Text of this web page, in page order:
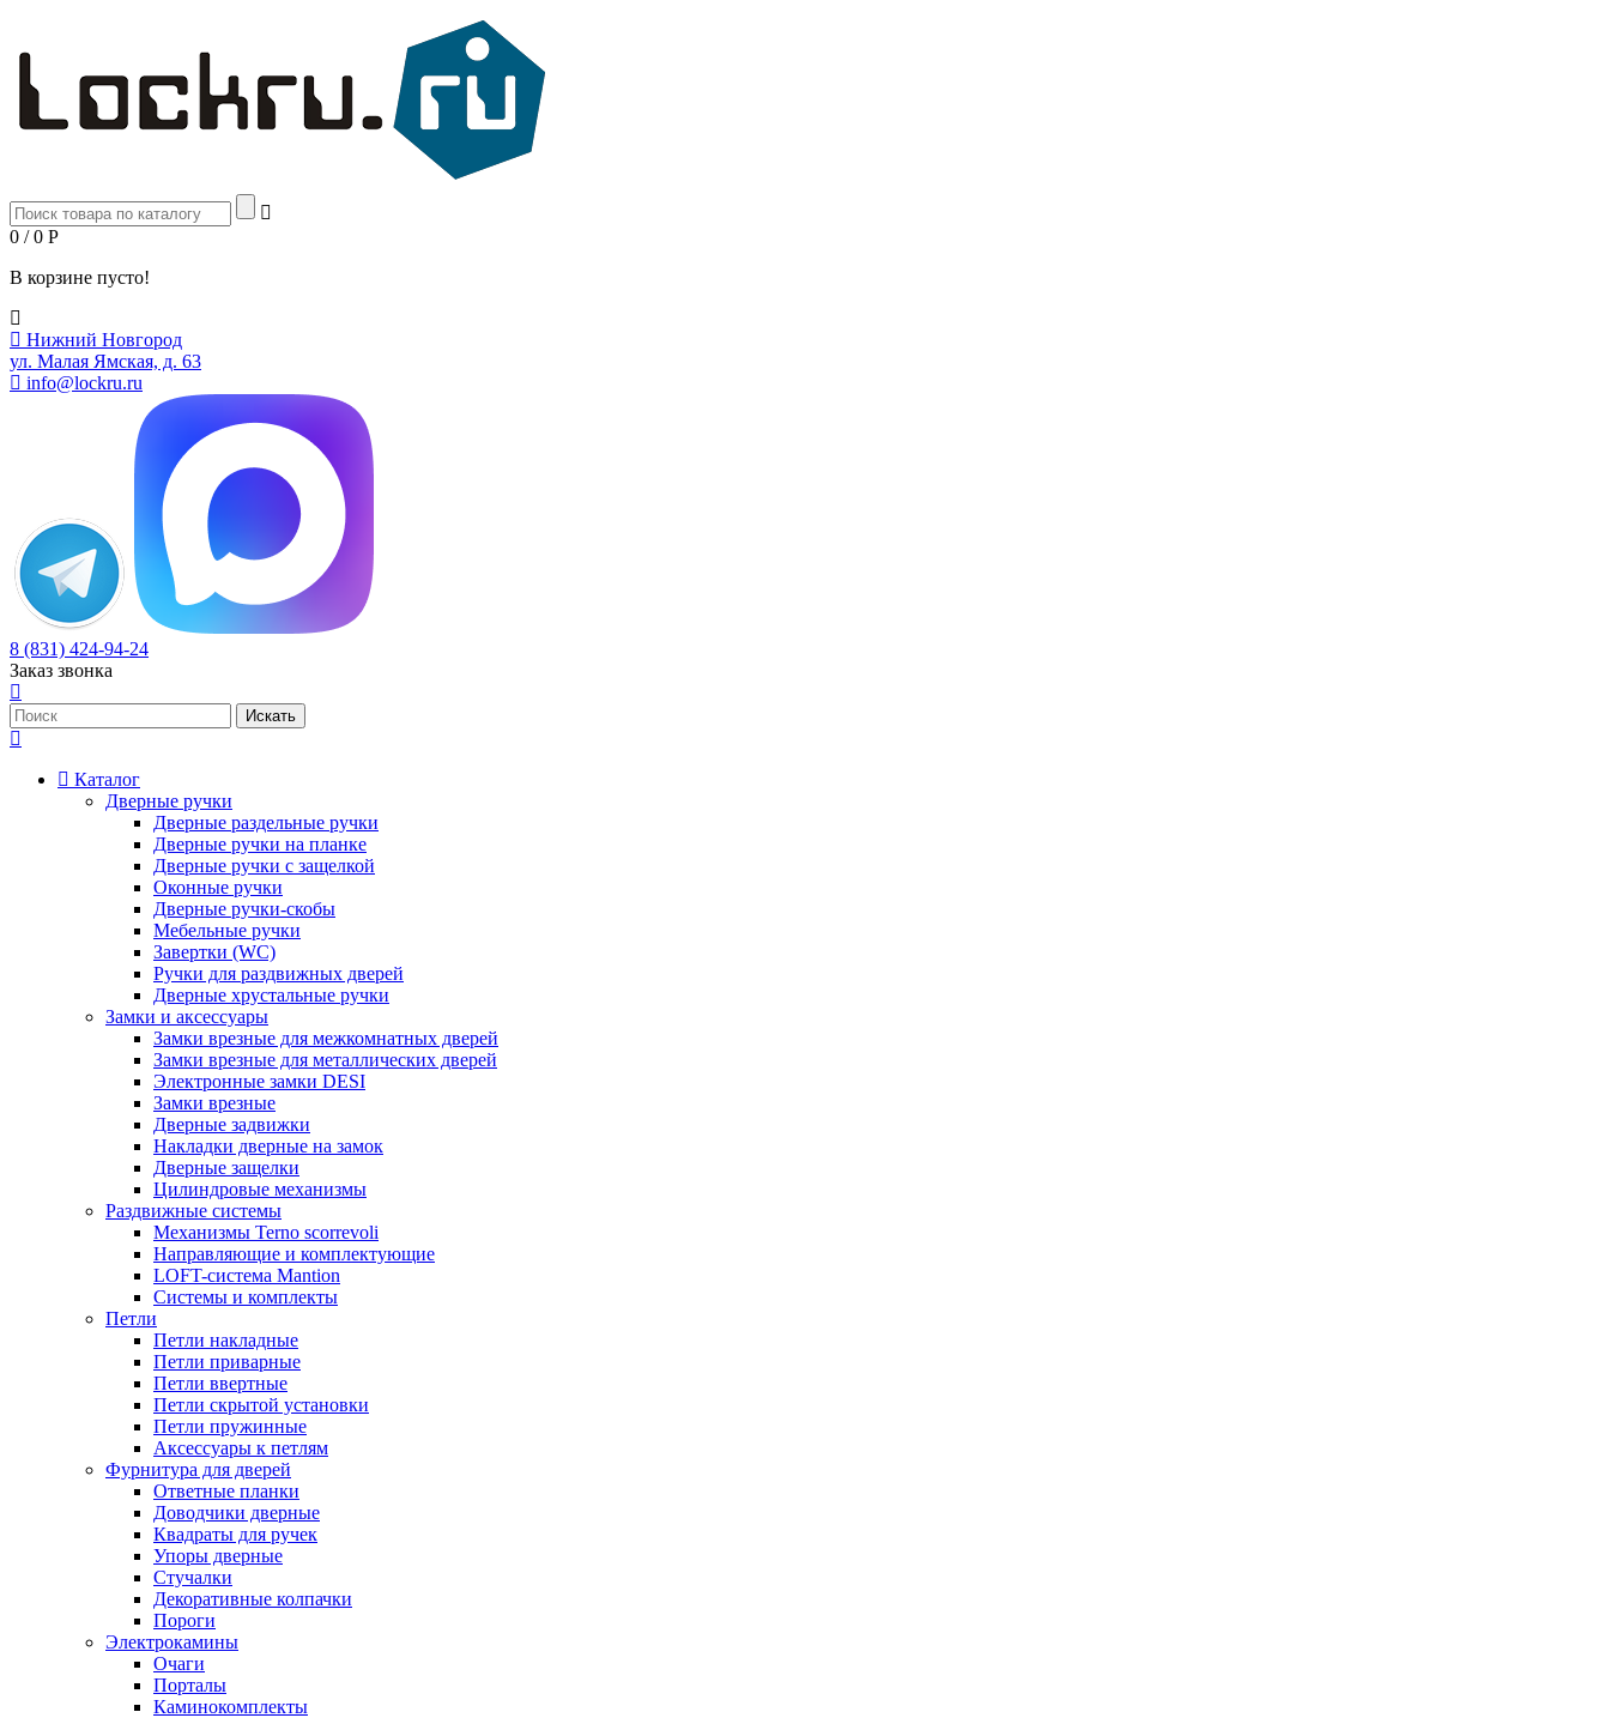
0 / 0 Р
В корзине пусто!
Нижний Новгород
ул. Малая Ямская, д. 63
info@lockru.ru
8 (831) 424-94-24
Заказ звонка
Каталог
Дверные ручки
Дверные раздельные ручки
Дверные ручки на планке
Дверные ручки с защелкой
Оконные ручки
Дверные ручки-скобы
Мебельные ручки
Завертки (WC)
Ручки для раздвижных дверей
Дверные хрустальные ручки
Замки и аксессуары
Замки врезные для межкомнатных дверей
Замки врезные для металлических дверей
Электронные замки DESI
Замки врезные
Дверные задвижки
Накладки дверные на замок
Дверные защелки
Цилиндровые механизмы
Раздвижные системы
Механизмы Terno scorrevoli
Направляющие и комплектующие
LOFT-cистема Mantion
Системы и комплекты
Петли
Петли накладные
Петли приварные
Петли ввертные
Петли скрытой установки
Петли пружинные
Аксессуары к петлям
Фурнитура для дверей
Ответные планки
Доводчики дверные
Квадраты для ручек
Упоры дверные
Стучалки
Декоративные колпачки
Пороги
Электрокамины
Очаги
Порталы
Каминокомплекты